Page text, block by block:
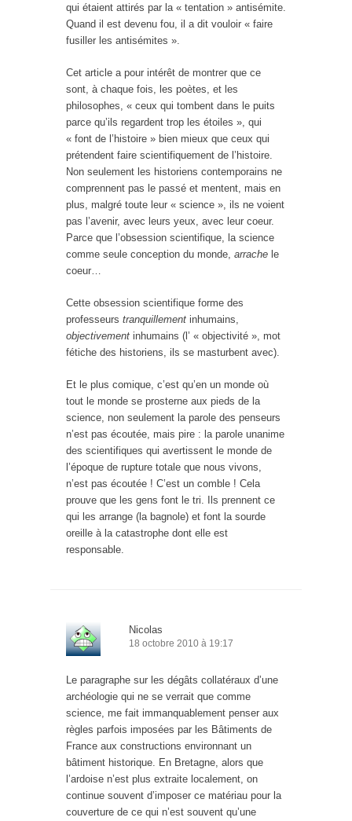
qui étaient attirés par la « tentation » antisémite.
Quand il est devenu fou, il a dit vouloir « faire
fusiller les antisémites ».
Cet article a pour intérêt de montrer que ce
sont, à chaque fois, les poètes, et les
philosophes, « ceux qui tombent dans le puits
parce qu’ils regardent trop les étoiles », qui
« font de l’histoire » bien mieux que ceux qui
prétendent faire scientifiquement de l’histoire.
Non seulement les historiens contemporains ne
comprennent pas le passé et mentent, mais en
plus, malgré toute leur « science », ils ne voient
pas l’avenir, avec leurs yeux, avec leur coeur.
Parce que l’obsession scientifique, la science
comme seule conception du monde, arrache le
coeur…
Cette obsession scientifique forme des
professeurs tranquillement inhumains,
objectivement inhumains (l’ « objectivité », mot
fétiche des historiens, ils se masturbent avec).
Et le plus comique, c’est qu’en un monde où
tout le monde se prosterne aux pieds de la
science, non seulement la parole des penseurs
n’est pas écoutée, mais pire : la parole unanime
des scientifiques qui avertissent le monde de
l’époque de rupture totale que nous vivons,
n’est pas écoutée ! C’est un comble ! Cela
prouve que les gens font le tri. Ils prennent ce
qui les arrange (la bagnole) et font la sourde
oreille à la catastrophe dont elle est
responsable.
Nicolas
18 octobre 2010 à 19:17
Le paragraphe sur les dégâts collatéraux d’une
archéologie qui ne se verrait que comme
science, me fait immanquablement penser aux
règles parfois imposées par les Bâtiments de
France aux constructions environnant un
bâtiment historique. En Bretagne, alors que
l’ardoise n’est plus extraite localement, on
continue souvent d’imposer ce matériau pour la
couverture de ce qui n’est souvent qu’une